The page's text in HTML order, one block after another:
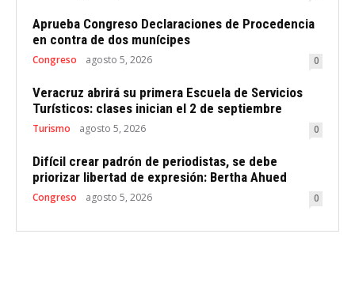
Aprueba Congreso Declaraciones de Procedencia
en contra de dos munícipes
Congreso agosto 5, 2026 0
Veracruz abrirá su primera Escuela de Servicios
Turísticos: clases inician el 2 de septiembre
Turismo agosto 5, 2026 0
Difícil crear padrón de periodistas, se debe
priorizar libertad de expresión: Bertha Ahued
Congreso agosto 5, 2026 0